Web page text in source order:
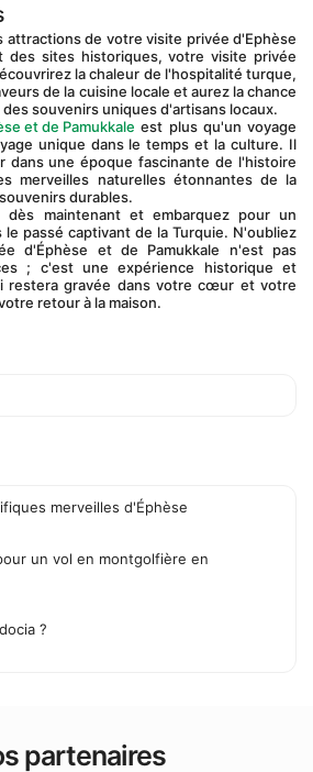
des sites historiques, votre visite privée
la chaleur de l'hospitalité turque,
de la cuisine locale et aurez la chance
souvenirs uniques d'artisans locaux.
et de Pamukkale est plus qu'un voyage
unique dans le temps et la culture. Il
dans une époque fascinante de l'histoire
merveilles naturelles étonnantes de la
durables.
le passé captivant de la Turquie. N'oubliez
d'Éphèse et de Pamukkale n'est pas
; c'est une expérience historique et
restera gravée dans votre cœur et votre
retour à la maison.
merveilles d'Éphèse
un vol en montgolfière en
?
partenaires